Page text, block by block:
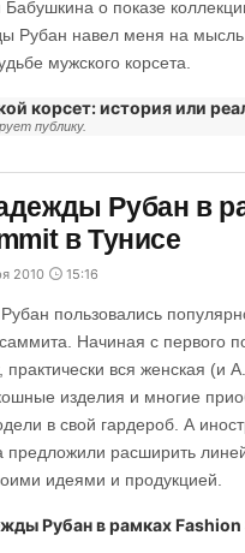
о показе
Рубан навел меня на мысль
мужского корсета.
публику.
Рубан в
в Тунисе
2010 15:16
пользовались
Начиная с первого
практически вся женская (и
изделия и многие
в свой гардероб. А
предложили расширить
идеями и продукцией.